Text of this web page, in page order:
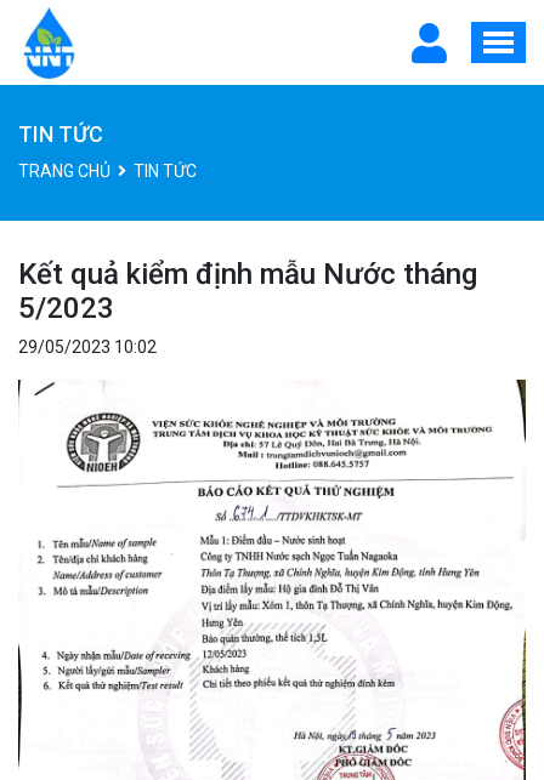
TIN TỨC
TRANG CHỦ TIN TỨC
Kết quả kiểm định mẫu Nước tháng
5/2023
29/05/2023 10:02